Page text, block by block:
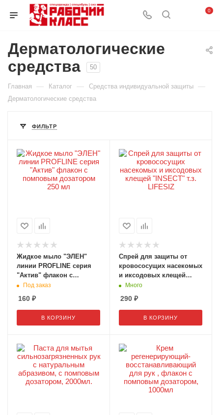
0
Дерматологические
средства
50
Главная — Каталог — Средства индивидуальной защиты —
Дерматологические средства
ФИЛЬТР
Жидкое мыло "ЭЛЕН"
линии PROFLINE серия
"Актив" флакон с
помповым дозатором 250
Под заказ
160 ₽
В КОРЗИНУ
Спрей для защиты от
кровососущих насекомых
и иксодовых клещей
"INSECT" т.з. LIFESIZ
Много
290 ₽
В КОРЗИНУ